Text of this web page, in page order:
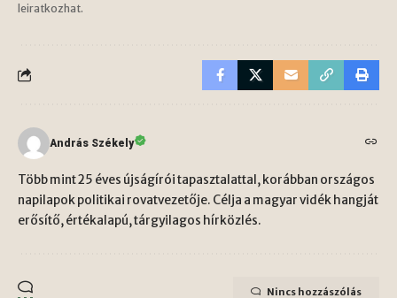
leiratkozhat.
András Székely
Több mint 25 éves újságírói tapasztalattal, korábban országos
napilapok politikai rovatvezetője. Célja a magyar vidék hangját
erősítő, értékalapú, tárgyilagos hírközlés.
Nincs hozzászólás